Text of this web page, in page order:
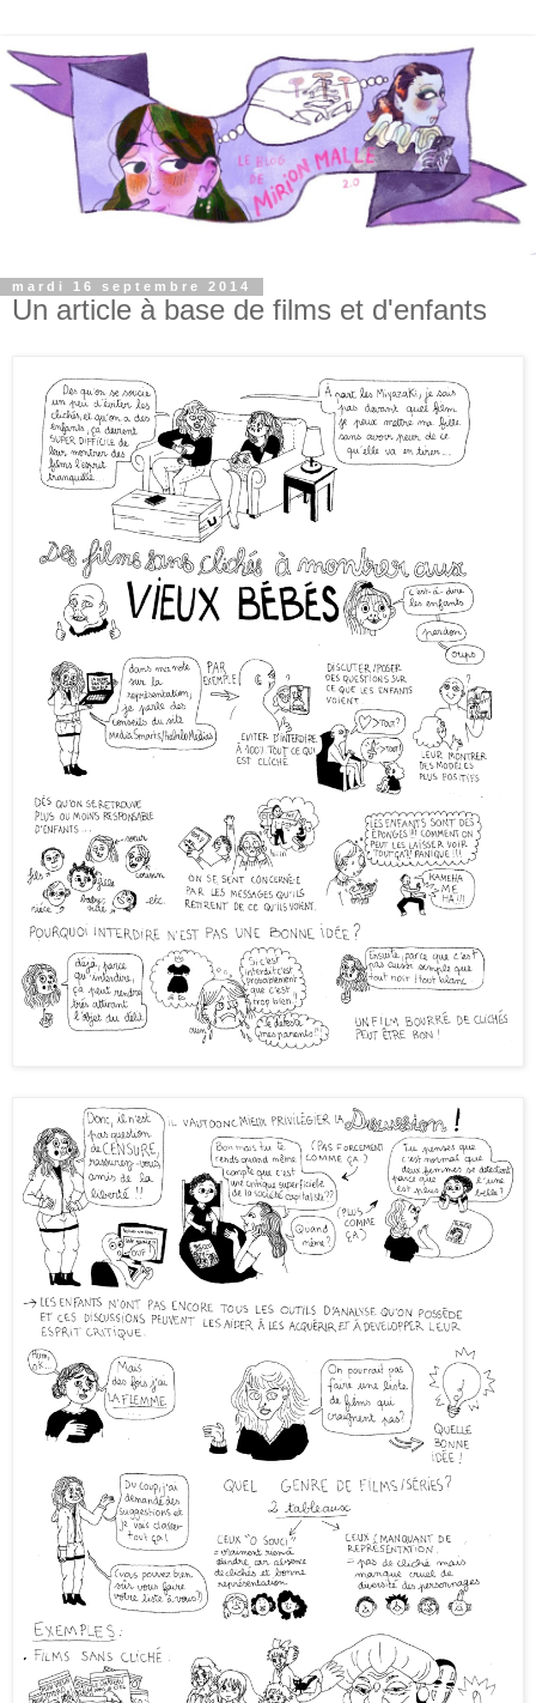
mardi 16 septembre 2014
Un article à base de films et d'enfants